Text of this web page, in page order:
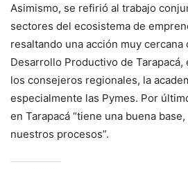
Asimismo, se refirió al trabajo
sectores del ecosistema de
resaltando una acción muy cercana
Desarrollo Productivo de Tarapacá,
los consejeros regionales, la
especialmente las Pymes. Por
en Tarapacá “tiene una buena
nuestros procesos”.